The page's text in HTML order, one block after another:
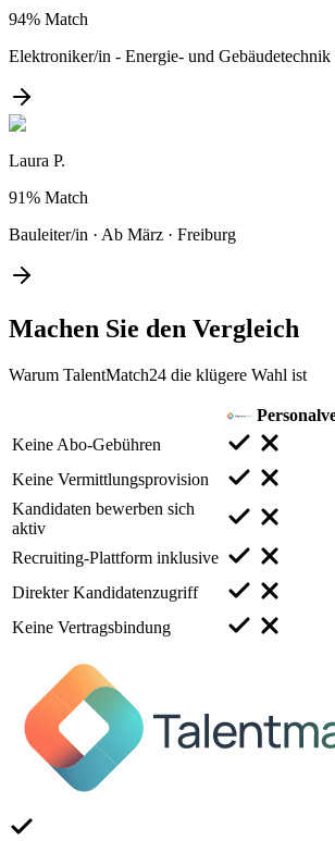
94% Match
Elektroniker/in - Energie- und Gebäudetechnik
Laura P.
91% Match
Bauleiter/in · Ab März · Freiburg
Machen Sie den Vergleich
Warum TalentMatch24 die klügere Wahl ist
Keine Abo-Gebühren
Keine Vermittlungsprovision
Kandidaten bewerben sich
aktiv
Recruiting-Plattform inklusive
Direkter Kandidatenzugriff
Keine Vertragsbindung